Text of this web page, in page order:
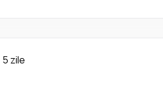
5 zile